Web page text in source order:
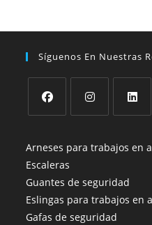
Síguenos En Nuestras
abre
en
una
nueva
pestaña
abre
una
nueva
pestaña
abre
una
nueva
pestaña
Arneses para trabajos en
Escaleras
Guantes de seguridad
Eslingas para trabajos en
Gafas de seguridad